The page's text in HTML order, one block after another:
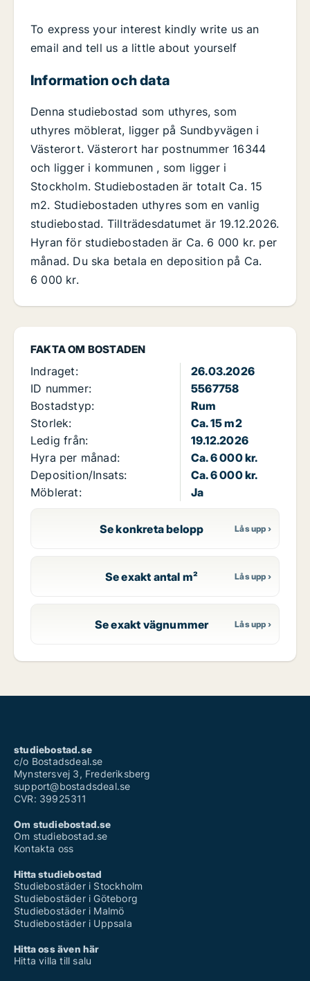
FAKTA OM BOSTADEN
Indraget:
26.03.2026
ID nummer:
5567758
Bostadstyp:
Rum
Storlek:
Ca. 15 m2
Ledig från:
19.12.2026
Hyra per månad:
Ca. 6 000 kr.
Deposition/Insats:
Ca. 6 000 kr.
Möblerat:
Ja
Se konkreta belopp
Se exakt antal m²
Se exakt vägnummer
To express your interest kindly write us an
email and tell us a little about yourself
Information och data
Denna studiebostad som uthyres, som
uthyres möblerat, ligger på Sundbyvägen i
Västerort. Västerort har postnummer 16344
och ligger i kommunen , som ligger i
Stockholm. Studiebostaden är totalt Ca. 15
m2. Studiebostaden uthyres som en vanlig
studiebostad. Tillträdesdatumet är 19.12.2026.
Hyran för studiebostaden är Ca. 6 000 kr. per
månad. Du ska betala en deposition på Ca.
6 000 kr.
studiebostad.se
c/o Bostadsdeal.se
Mynstersvej 3, Frederiksberg
support@bostadsdeal.se
CVR: 39925311
Om studiebostad.se
Om studiebostad.se
Kontakta oss
Hitta studiebostad
Studiebostäder i Stockholm
Studiebostäder i Göteborg
Studiebostäder i Malmö
Studiebostäder i Uppsala
Hitta oss även här
Hitta villa till salu